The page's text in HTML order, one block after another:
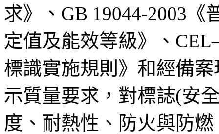
求》、GB 19044-2003
定值及能效等級》、
標識實施規則》和經備
示質量要求，對標誌(安
度、耐熱性、防火與防